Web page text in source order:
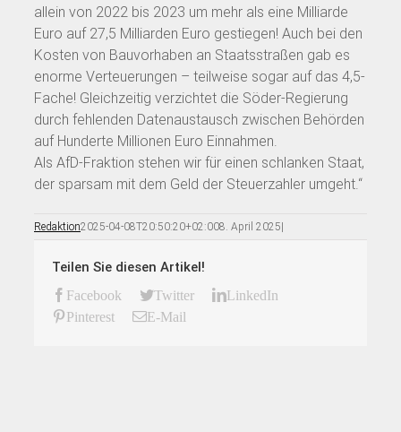
allein von 2022 bis 2023 um mehr als eine Milliarde
Euro auf 27,5 Milliarden Euro gestiegen! Auch bei den
Kosten von Bauvorhaben an Staatsstraßen gab es
enorme Verteuerungen – teilweise sogar auf das 4,5-
Fache! Gleichzeitig verzichtet die Söder-Regierung
durch fehlenden Datenaustausch zwischen Behörden
auf Hunderte Millionen Euro Einnahmen.
Als AfD-Fraktion stehen wir für einen schlanken Staat,
der sparsam mit dem Geld der Steuerzahler umgeht.“
Redaktion2025-04-08T20:50:20+02:008. April 2025|
Teilen Sie diesen Artikel!
Facebook Twitter
LinkedIn
Pinterest
E-Mail